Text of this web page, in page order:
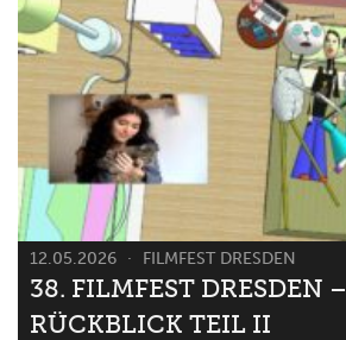
12.05.2026 FILMFEST DRESDEN
38. FILMFEST DRESDEN –
RÜCKBLICK TEIL II